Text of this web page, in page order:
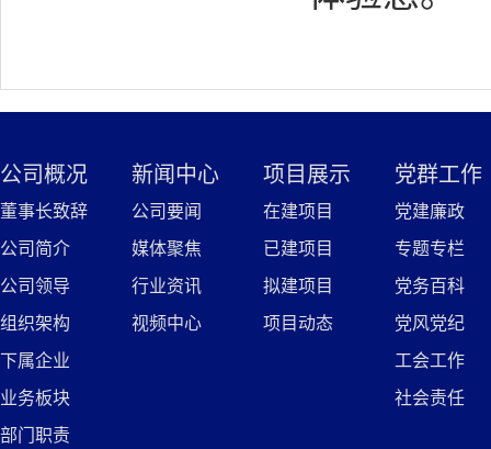
公司概况
董事长致辞
公司简介
公司领导
组织架构
下属企业
业务板块
部门职责
新闻中心
公司要闻
媒体聚焦
行业资讯
视频中心
项目展示
在建项目
已建项目
拟建项目
项目动态
党群工作
党建廉政
专题专栏
党务百科
党风党纪
工会工作
社会责任